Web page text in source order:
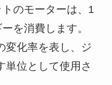
のモーターは、1
を消費します。
変化率を表し、ジ
単位として使用さ